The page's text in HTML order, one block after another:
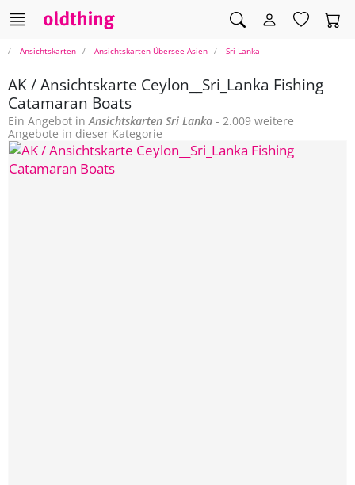
Ansichtskarten Ansichtskarten Übersee Asien Sri Lanka
AK / Ansichtskarte Ceylon__Sri_Lanka Fishing
Catamaran Boats
Ein Angebot inAnsichtskarten Sri Lanka - 2.009 weitere
Angebote in dieser Kategorie